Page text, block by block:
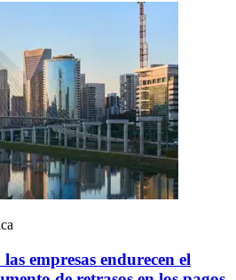
empresas endurecen el